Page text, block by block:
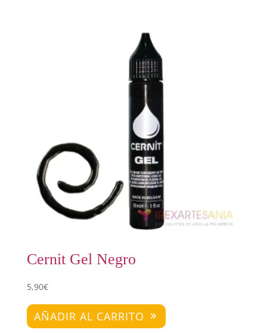
Cernit Gel Negro
5,90€
AÑADIR AL CARRITO